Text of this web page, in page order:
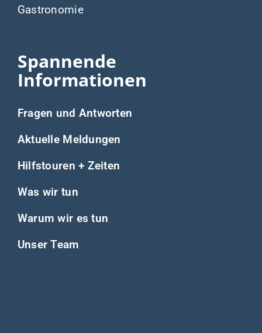
Gastronomie
Spannende
Informationen
Fragen und Antworten
Aktuelle Meldungen
Hilfstouren + Zeiten
Was wir tun
Warum wir es tun
Unser Team